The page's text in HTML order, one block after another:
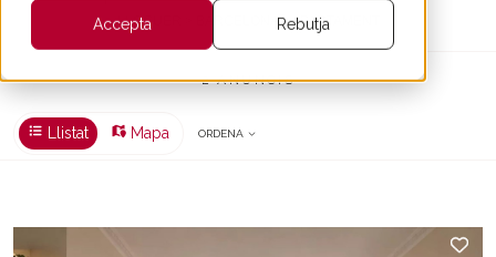
Accepta Rebutja
LLOGUER > BARCELONA > APARTAMENT
2 ANUNCIS
Llistat Mapa ORDENA